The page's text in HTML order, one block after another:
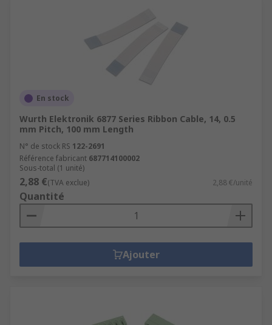
En stock
Wurth Elektronik 6877 Series Ribbon Cable, 14, 0.5
mm Pitch, 100 mm Length
N° de stock RS 122-2691
Référence fabricant 687714100002
Sous-total (1 unité)
2,88 €(TVA exclue) 2,88 €/unité
Quantité
Ajouter